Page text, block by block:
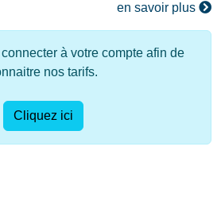
en savoir plus
à votre compte afin de
nos tarifs.
Cliquez ici